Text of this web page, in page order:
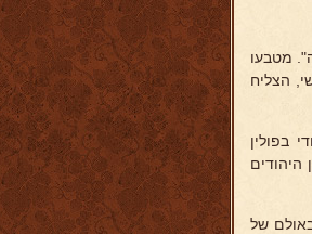
ל"מפלגת המדינה". מטבעו
הצליח
בפולין
היהודים
באולם של